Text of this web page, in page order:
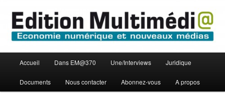
contenu
principal
contenu
secondaire
Edition Multimédi@
principal
Accueil Dans EM@370 Une/Interviews Juridique
Documents Nous contacter Abonnez-vous A propos